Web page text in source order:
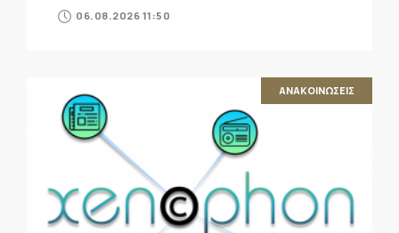
06.08.2026 11:50
ΑΝΑΚΟΙΝΩΣΕΙΣ